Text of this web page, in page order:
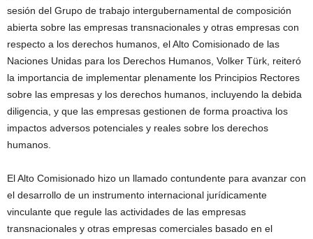
sesión del Grupo de trabajo intergubernamental de composición
abierta sobre las empresas transnacionales y otras empresas con
respecto a los derechos humanos, el Alto Comisionado de las
Naciones Unidas para los Derechos Humanos, Volker Türk, reiteró
la importancia de implementar plenamente los Principios Rectores
sobre las empresas y los derechos humanos, incluyendo la debida
diligencia, y que las empresas gestionen de forma proactiva los
impactos adversos potenciales y reales sobre los derechos
humanos.
El Alto Comisionado hizo un llamado contundente para avanzar con
el desarrollo de un instrumento internacional jurídicamente
vinculante que regule las actividades de las empresas
transnacionales y otras empresas comerciales basado en el